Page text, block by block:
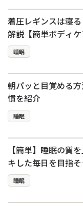
着圧レギンスは寝
解説【簡単ボディケ
睡眠
朝パッと目覚める
慣を紹介
睡眠
【簡単】睡眠の質
キした毎日を目指そ
睡眠